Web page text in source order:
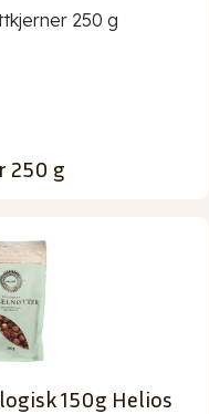
250 g
150g Helios